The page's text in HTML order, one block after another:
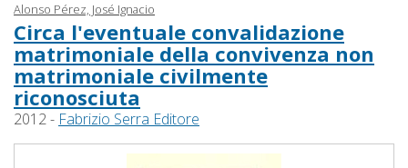
Alonso Pérez, José Ignacio
Circa l'eventuale convalidazione
matrimoniale della convivenza non
matrimoniale civilmente
riconosciuta
2012 - Fabrizio Serra Editore